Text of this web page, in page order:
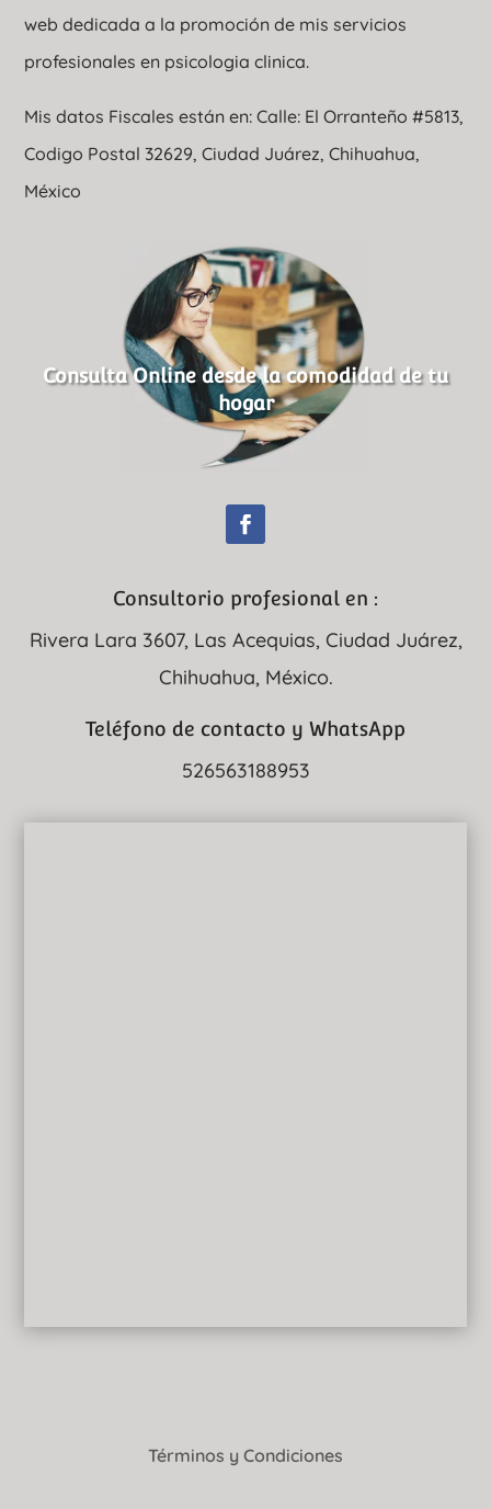
web dedicada a la promoción de mis servicios
profesionales en psicologia clinica.
Mis datos Fiscales están en: Calle: El Orranteño #5813,
Codigo Postal 32629, Ciudad Juárez, Chihuahua,
México
Consulta Online desde la comodidad de tu
hogar
Consultorio profesional en :
Rivera Lara 3607, Las Acequias, Ciudad Juárez,
Chihuahua, México.
Teléfono de contacto y WhatsApp
526563188953
Términos y Condiciones